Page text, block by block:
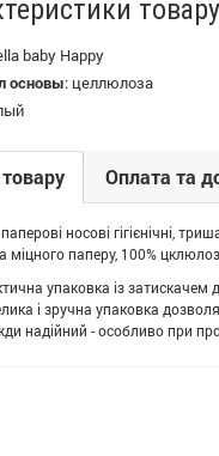
baby Happy
основы: целлюлоза
Оплата та
носові гігієнічні,
міцного паперу, 100%
упаковка із затискачем
і зручна упаковка
надійний - особливо при